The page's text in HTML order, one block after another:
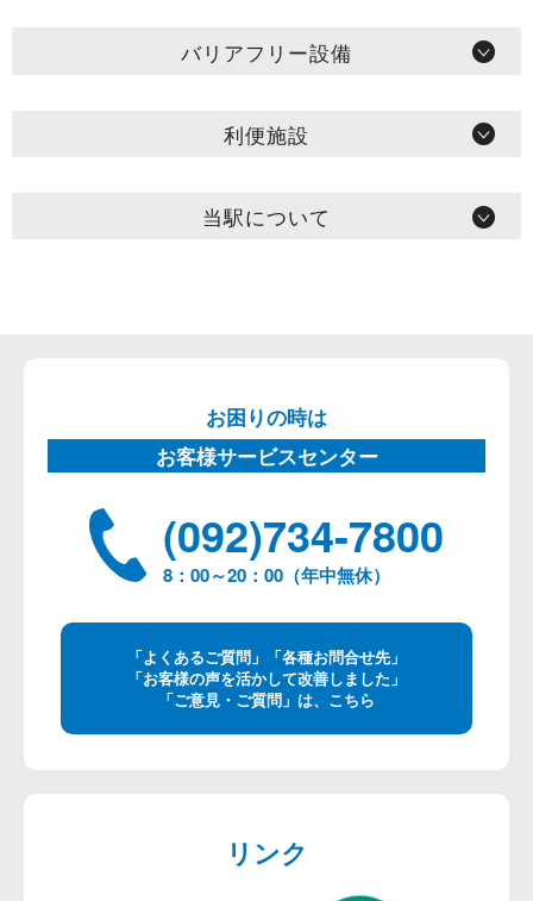
バリアフリー設備
利便施設
当駅について
お困りの時は
お客様サービスセンター
(092)734-7800
8：00～20：00（年中無休）
「よくあるご質問」「各種お問合せ先」
「お客様の声を活かして改善しました」
「ご意見・ご質問」は、こちら
リンク